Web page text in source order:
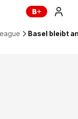
Basel bleibt